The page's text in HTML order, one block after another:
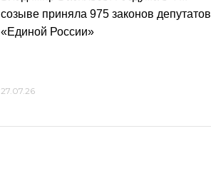
созыве приняла 975 законов депутатов
«Единой России»
27.07.26